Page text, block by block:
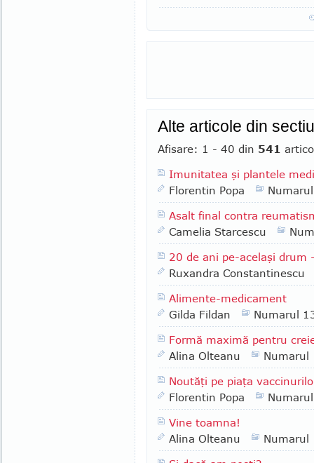
Alte articole din
Afisare: 1 - 40 din 541
Imunitatea şi plantele
Florentin Popa
Asalt final contra
Camelia Starcescu
20 de ani pe-acelaşi drum
Ruxandra Constantinescu
Alimente-medicament
Gilda Fildan
Numarul
Formă maximă pentru
Alina Olteanu
Numarul
Noutăţi pe piaţa
Florentin Popa
Vine toamna!
Alina Olteanu
Numarul